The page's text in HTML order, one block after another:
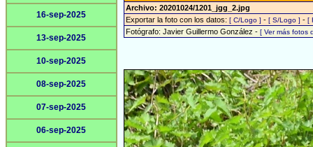
16-sep-2025
13-sep-2025
10-sep-2025
08-sep-2025
07-sep-2025
06-sep-2025
Archivo: 20201024/1201_jgg_2.jpg
Exportar la foto con los datos: [ C/Logo ] - [ S/Logo ] - [
Fotógrafo: Javier Guillermo González - [ Ver más fotos